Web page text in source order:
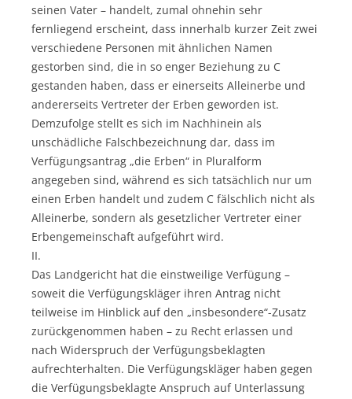
seinen Vater – handelt, zumal ohnehin sehr
fernliegend erscheint, dass innerhalb kurzer Zeit zwei
verschiedene Personen mit ähnlichen Namen
gestorben sind, die in so enger Beziehung zu C
gestanden haben, dass er einerseits Alleinerbe und
andererseits Vertreter der Erben geworden ist.
Demzufolge stellt es sich im Nachhinein als
unschädliche Falschbezeichnung dar, dass im
Verfügungsantrag „die Erben“ in Pluralform
angegeben sind, während es sich tatsächlich nur um
einen Erben handelt und zudem C fälschlich nicht als
Alleinerbe, sondern als gesetzlicher Vertreter einer
Erbengemeinschaft aufgeführt wird.
II.
Das Landgericht hat die einstweilige Verfügung –
soweit die Verfügungskläger ihren Antrag nicht
teilweise im Hinblick auf den „insbesondere“-Zusatz
zurückgenommen haben – zu Recht erlassen und
nach Widerspruch der Verfügungsbeklagten
aufrechterhalten. Die Verfügungskläger haben gegen
die Verfügungsbeklagte Anspruch auf Unterlassung